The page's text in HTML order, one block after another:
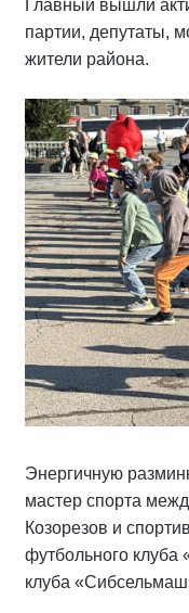
Главный вышли
партии, депутаты,
жители района.
Энергичную
мастер спорта
Козорезов и
футбольного клуба
клуба